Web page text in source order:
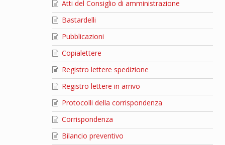
Atti del Consiglio di amministrazione
Bastardelli
Pubblicazioni
Copialettere
Registro lettere spedizione
Registro lettere in arrivo
Protocolli della corrispondenza
Corrispondenza
Bilancio preventivo